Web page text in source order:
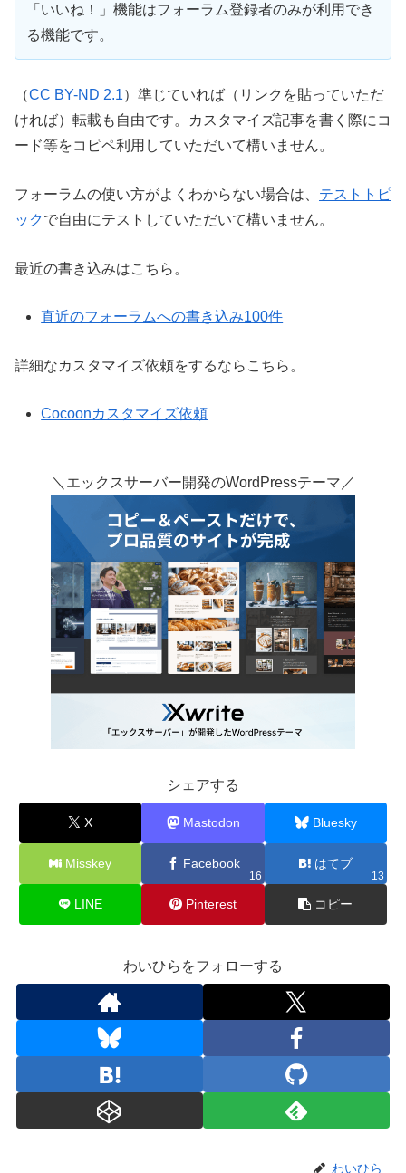
「いいね！」機能はフォーラム登録者のみが利用でき
る機能です。
（CC BY-ND 2.1）準じていれば（リンクを貼っていただ
ければ）転載も自由です。カスタマイズ記事を書く際にコ
ード等をコピペ利用していただいて構いません。
フォーラムの使い方がよくわからない場合は、 テストトピ
ックで自由にテストしていただいて構いません。
最近の書き込みはこちら。
直近のフォーラムへの書き込み100件
詳細なカスタマイズ依頼をするならこちら。
Cocoonカスタマイズ依頼
＼エックスサーバー開発のWordPressテーマ／
シェアする
X Mastodon Bluesky
Misskey Facebook
16
はてブ
13
LINE Pinterest コピー
わいひらをフォローする
わいひら